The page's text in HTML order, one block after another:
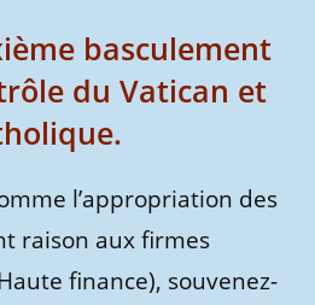
basculement
du Vatican et
l’appropriation des
raison aux firmes
finance), souvenez-